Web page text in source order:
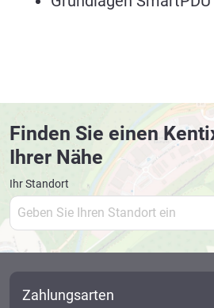
Finden Sie einen
Ihrer Nähe
Ihr Standort
Zahlungsarten